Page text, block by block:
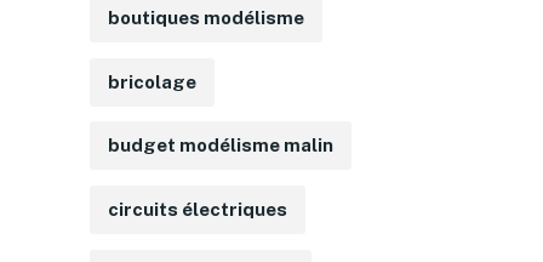
boutiques modélisme
bricolage
budget modélisme malin
circuits électriques